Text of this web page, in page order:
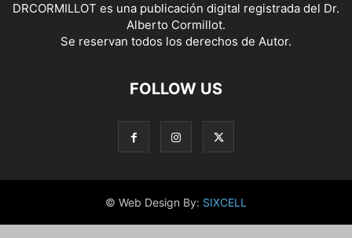
DRCORMILLOT es una publicación digital registrada del Dr.
Alberto Cormillot.
Se reservan todos los derechos de Autor.
FOLLOW US
© Web Design By: SIXCELL